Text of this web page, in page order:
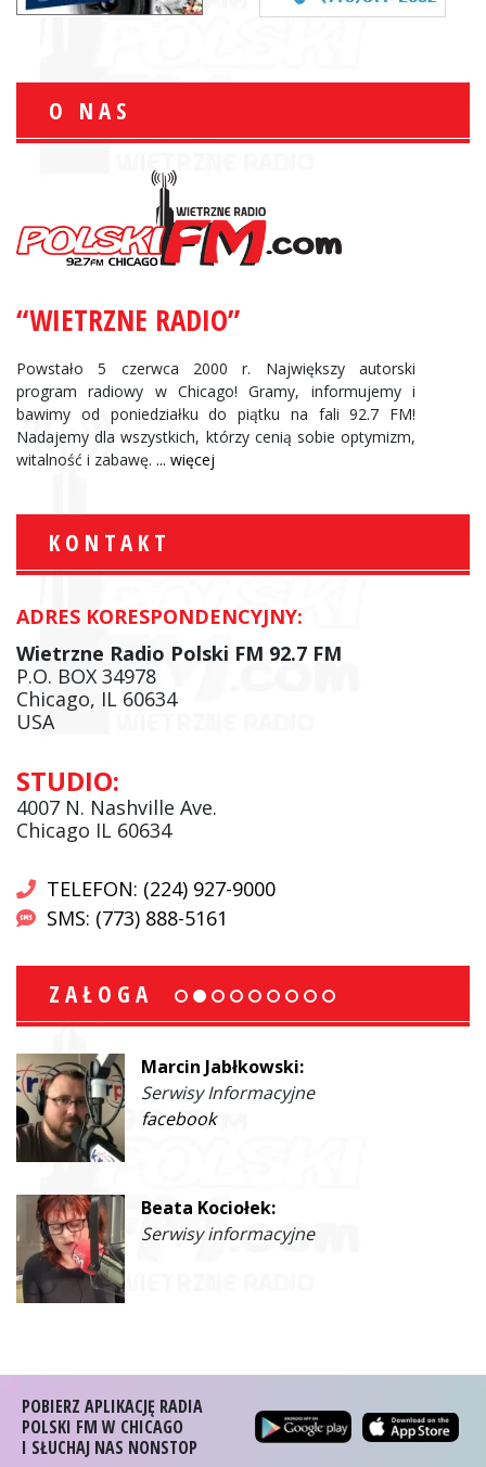
O NAS
“WIETRZNE RADIO”
Powstało 5 czerwca 2000 r. Największy autorski
program radiowy w Chicago! Gramy, informujemy i
bawimy od poniedziałku do piątku na fali 92.7 FM!
Nadajemy dla wszystkich, którzy cenią sobie optymizm,
witalność i zabawę. ... więcej
KONTAKT
ADRES KORESPONDENCYJNY:
Wietrzne Radio Polski FM 92.7 FM
P.O. BOX 34978
Chicago, IL 60634
USA
STUDIO:
4007 N. Nashville Ave.
Chicago IL 60634
TELEFON: (224) 927-9000
SMS: (773) 888-5161
ZAŁOGA
Marcin Jabłkowski:
Serwisy Informacyjne
facebook
Beata Kociołek:
Serwisy informacyjne
POBIERZ APLIKACJĘ RADIA
POLSKI FM W CHICAGO
I SŁUCHAJ NAS NONSTOP